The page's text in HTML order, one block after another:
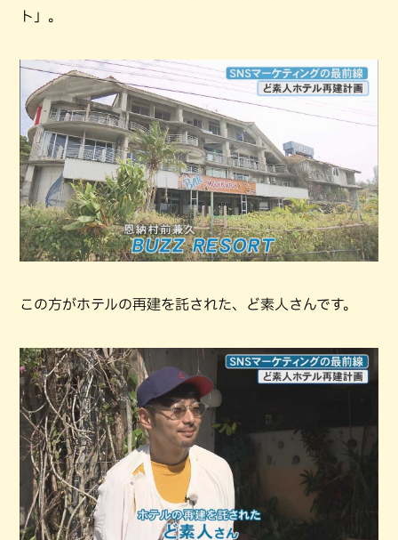
ト」。
この方がホテルの再建を託された、ど素人さんです。